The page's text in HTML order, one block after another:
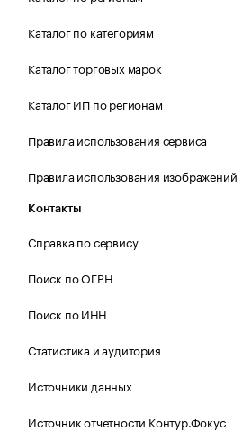
Каталог по категориям
Каталог торговых марок
Каталог ИП по регионам
Правила использования сервиса
Правила использования изображений
Контакты
Справка по сервису
Поиск по ОГРН
Поиск по ИНН
Статистика и аудитория
Источники данных
Источник отчетности Контур.Фокус